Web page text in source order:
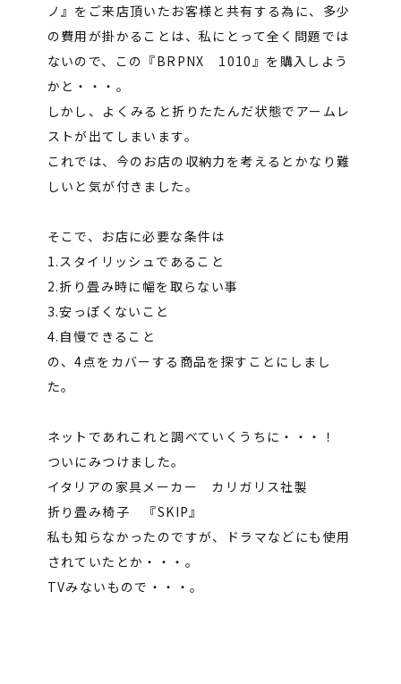
ノ』をご来店頂いたお客様と共有する為に、多少
の費用が掛かることは、私にとって全く問題では
ないので、この『BRPNX 1010』を購入しよう
かと・・・。
しかし、よくみると折りたたんだ状態でアームレ
ストが出てしまいます。
これでは、今のお店の収納力を考えるとかなり難
しいと気が付きました。
そこで、お店に必要な条件は
1.スタイリッシュであること
2.折り畳み時に幅を取らない事
3.安っぽくないこと
4.自慢できること
の、4点をカバーする商品を探すことにしまし
た。
ネットであれこれと調べていくうちに・・・！
ついにみつけました。
イタリアの家具メーカー カリガリス社製
折り畳み椅子 『SKIP』
私も知らなかったのですが、ドラマなどにも使用
されていたとか・・・。
TVみないもので・・・。